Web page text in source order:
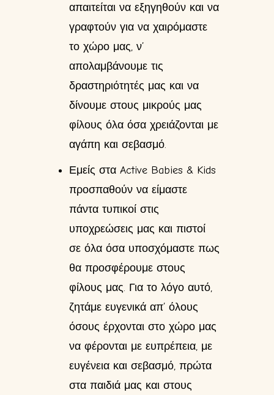
απαιτείται να εξηγηθούν και να
γραφτούν για να χαιρόμαστε
το χώρο μας, ν’
απολαμβάνουμε τις
δραστηριότητές μας και να
δίνουμε στους μικρούς μας
φίλους όλα όσα χρειάζονται με
αγάπη και σεβασμό.
Εμείς στα Active Babies & Kids
προσπαθούν να είμαστε
πάντα τυπικοί στις
υποχρεώσεις μας και πιστοί
σε όλα όσα υποσχόμαστε πως
θα προσφέρουμε στους
φίλους μας. Για το λόγο αυτό,
ζητάμε ευγενικά απ’ όλους
όσους έρχονται στο χώρο μας
να φέρονται με ευπρέπεια, με
ευγένεια και σεβασμό, πρώτα
στα παιδιά μας και στους